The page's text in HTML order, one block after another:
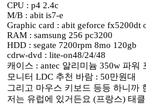
CPU : p4 2.4c
M/B : abit is7-e
Graphic card : abit geforce fx5200dt
RAM : samsung 256 pc3200
HDD : segate 7200rpm 8mo 120gb
cdrw-dvd : lite-on48/24/48
캐이스 : antec 알리미늄 350w 파워
모니터 LDC 추천 바람 : 50만원대
그리고 마우스 키보드 등등 하니까
저는 유럽에 있거든요 (프랑스) 태